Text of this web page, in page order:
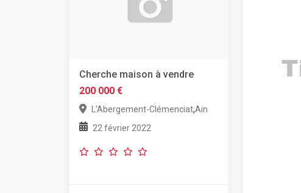
Cherche maison à vendre
200 000 €
L'Abergement-Clémenciat,Ain
22 février 2022